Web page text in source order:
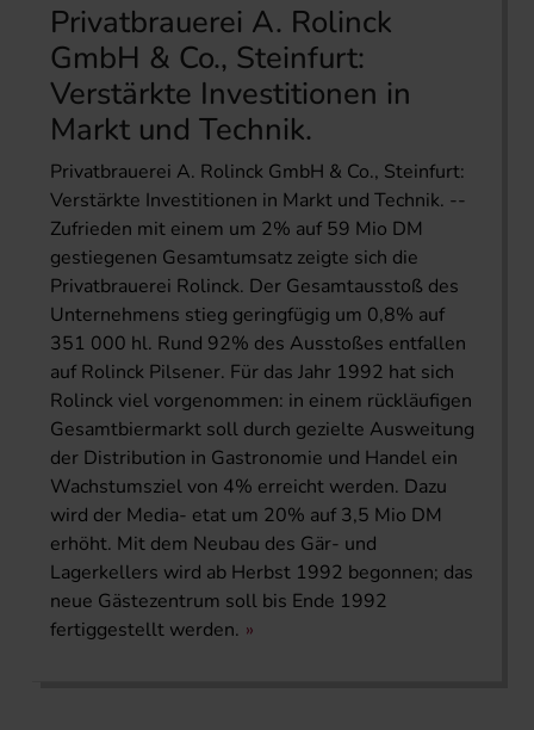
Privatbrauerei A. Rolinck
GmbH & Co., Steinfurt:
Verstärkte Investitionen in
Markt und Technik.
Privatbrauerei A. Rolinck GmbH & Co., Steinfurt:
Verstärkte Investitionen in Markt und Technik. --
Zufrieden mit einem um 2% auf 59 Mio DM
gestiegenen Gesamtumsatz zeigte sich die
Privatbrauerei Rolinck. Der Gesamtausstoß des
Unternehmens stieg geringfügig um 0,8% auf
351 000 hl. Rund 92% des Ausstoßes entfallen
auf Rolinck Pilsener. Für das Jahr 1992 hat sich
Rolinck viel vorgenommen: in einem rückläufigen
Gesamtbiermarkt soll durch gezielte Ausweitung
der Distribution in Gastronomie und Handel ein
Wachstumsziel von 4% erreicht werden. Dazu
wird der Media- etat um 20% auf 3,5 Mio DM
erhöht. Mit dem Neubau des Gär- und
Lagerkellers wird ab Herbst 1992 begonnen; das
neue Gästezentrum soll bis Ende 1992
fertiggestellt werden.